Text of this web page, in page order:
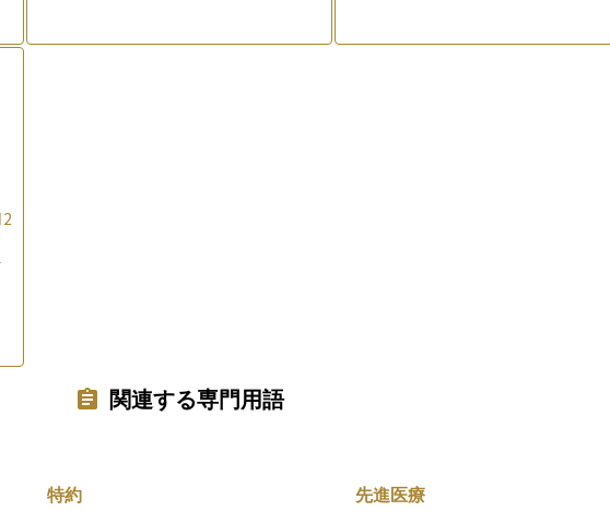
関連する専門用語
特約
先進医療